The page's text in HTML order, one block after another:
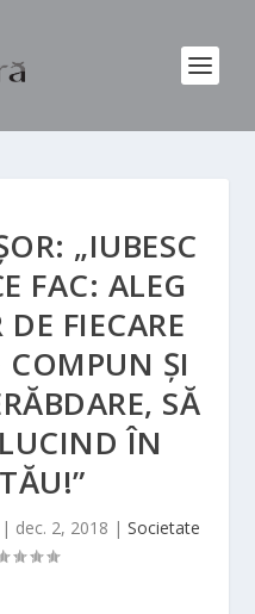
„IUBESC
FAC: ALEG
FIECARE
ȘI
SĂ
ÎN
| dec. 2, 2018 | Societate